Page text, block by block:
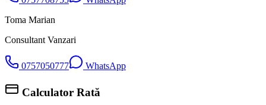
Toma Marian
Consultant Vanzari
0757050777 WhatsApp
Calculator Rată